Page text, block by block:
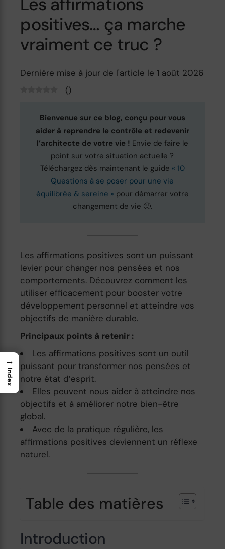
positives… ça marche
vraiment ce truc ?
Dernière mise à jour de l'article le 1 août 2026
()
Bienvenue sur ce blog, conçu pour vous
aider à reprendre le contrôle et redevenir
l’architecte de votre vie ! Envie de faire le
point sur votre situation actuelle ?
Téléchargez dès maintenant le guide « 10
Questions à se poser pour une vie
équilibrée & sereine » pour démarrer votre
changement de vie 🙂.
Les affirmations positives sont un puissant
levier pour changer nos pensées et nos
comportements. Découvrez comment les
utiliser efficacement pour booster votre
développement personnel et atteindre vos
objectifs de manière durable.
Principaux points à retenir :
Les affirmations positives sont un outil
puissant pour transformer nos pensées et
notre état d’esprit.
Elles peuvent nous aider à atteindre nos
objectifs et à améliorer notre bien-être
global.
Avec de la pratique régulière, les
affirmations positives deviennent un réflexe
naturel.
Table des matières
Introduction
→
Index